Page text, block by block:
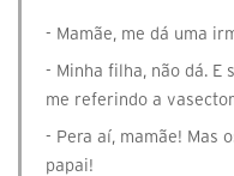
- Mamãe, me dá uma
- Minha filha, não dá. E
me referindo a
- Pera aí, mamãe! Mas
papai!